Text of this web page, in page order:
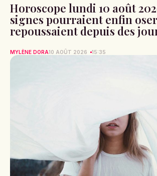
Horoscope lundi 10 août
signes pourraient enfin
repoussaient depuis des
MYLÈNE DORA10 AOÛT 2026 15:35